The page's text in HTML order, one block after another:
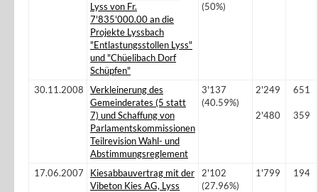
Lyss von Fr.
7'835'000.00 an die
Projekte Lyssbach
"Entlastungsstollen Lyss"
und "Chüelibach Dorf
Schüpfen"
(50%)
30.11.2008
Verkleinerung des
Gemeinderates (5 statt
7) und Schaffung von
Parlamentskommissionen
Teilrevision Wahl- und
Abstimmungsreglement
3'137
(40.59%)
2'249
2'480
651
359
17.06.2007
Kiesabbauvertrag mit der
Vibeton Kies AG, Lyss
2'102
(27.96%)
1'799 194